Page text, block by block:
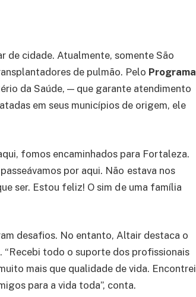
de cidade. Atualmente, somente São
de pulmão. Pelo Programa
da Saúde, — que garante atendimento
em seus municípios de origem, ele
fomos encaminhados para Fortaleza.
por aqui. Não estava nos
ser. Estou feliz! O sim de uma família
desafios. No entanto, Altair destaca o
todo o suporte dos profissionais
mais que qualidade de vida. Encontrei
para a vida toda”, conta.